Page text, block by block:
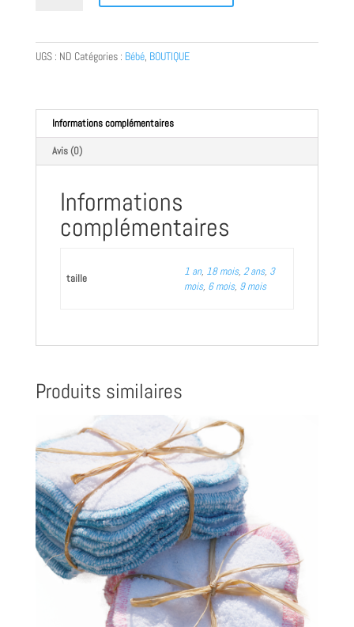
Berger
Bébé
BIO
UGS : ND Catégories : Bébé, BOUTIQUE
Informations complémentaires
Avis (0)
Informations
complémentaires
taille
1 an, 18 mois,2 ans, 3
mois, 6 mois, 9 mois
Produits similaires